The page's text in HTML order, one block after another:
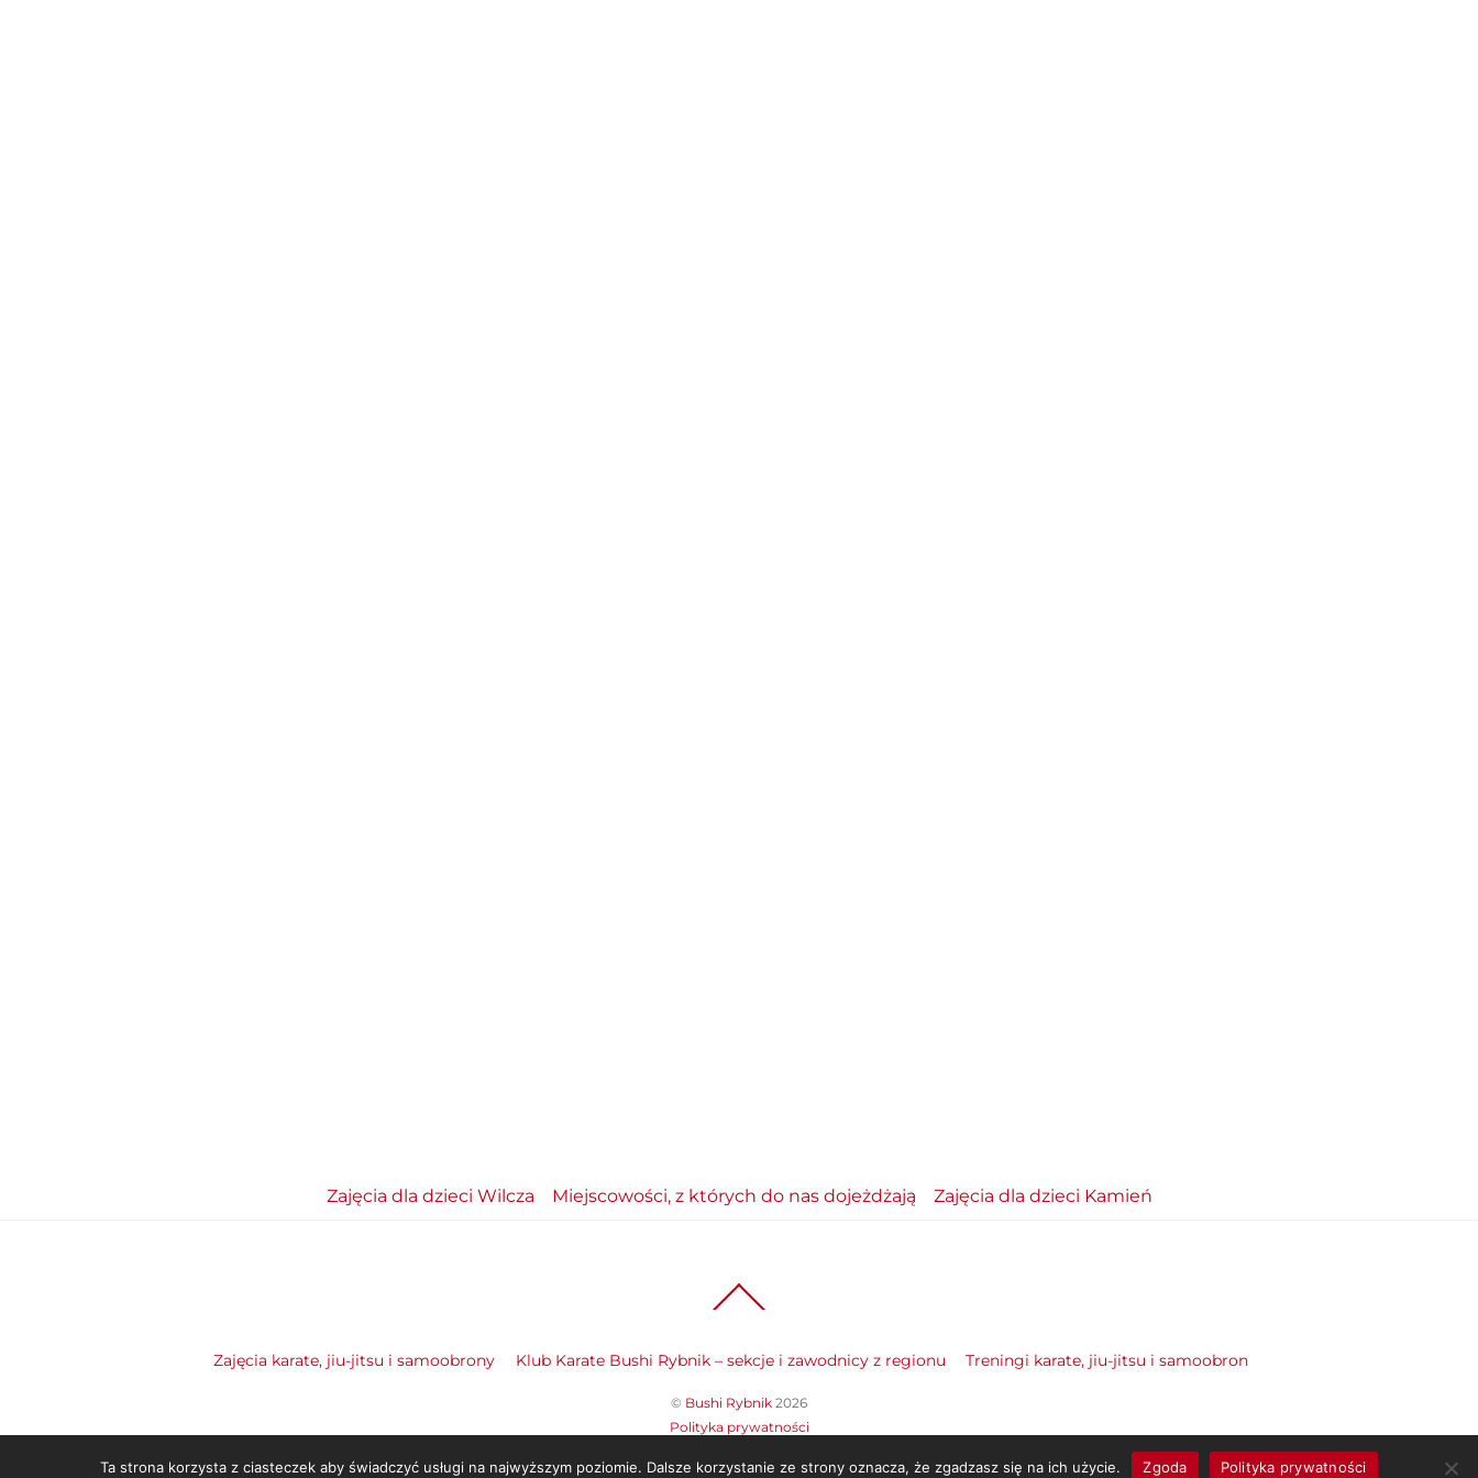
Zajęcia dla dzieci Wilcza Miejscowości, z których do nas dojeżdżają Zajęcia dla dzieci Kamień
To
Zajęcia karate, jiu-jitsu i samoobrony
Klub Karate Bushi Rybnik – sekcje i zawodnicy z regionu Treningi karate, jiu-jitsu i samoobron
© Bushi Rybnik 2026
Polityka prywatności
Ta strona korzysta z ciasteczek aby świadczyć usługi na najwyższym poziomie. Dalsze korzystanie ze strony oznacza, że zgadzasz się na ich użycie. Zgoda Polityka prywatności